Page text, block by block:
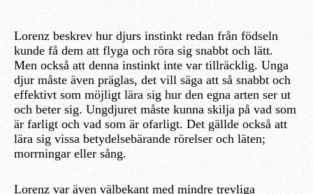
Lorenz beskrev hur djurs instinkt redan från födseln
kunde få dem att flyga och röra sig snabbt och lätt.
Men också att denna instinkt inte var tillräcklig. Unga
djur måste även präglas, det vill säga att så snabbt och
effektivt som möjligt lära sig hur den egna arten ser ut
och beter sig. Ungdjuret måste kunna skilja på vad som
är farligt och vad som är ofarligt. Det gällde också att
lära sig vissa betydelsebärande rörelser och läten;
morrningar eller sång.
Lorenz var även välbekant med mindre trevliga